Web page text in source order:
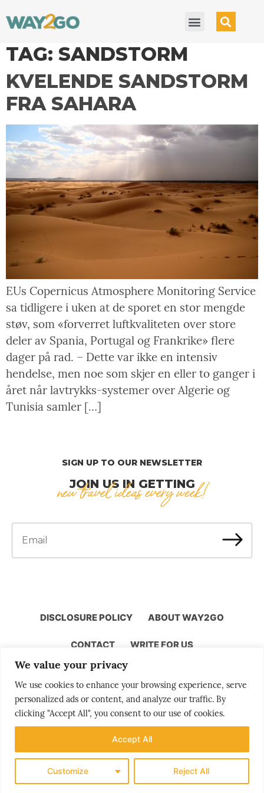
We value your privacy
We use cookies to enhance your browsing experience, serve
personalized ads or content, and analyze our traffic. By
clicking "Accept All", you consent to our use of cookies.
Customize Reject All
Accept All
TAG: SANDSTORM
KVELENDE SANDSTORM
FRA SAHARA
EUs Copernicus Atmosphere Monitoring Service
sa tidligere i uken at de sporet en stor mengde
støv, som «forverret luftkvaliteten over store
deler av Spania, Portugal og Frankrike» flere
dager på rad. – Dette var ikke en intensiv
hendelse, men noe som skjer en eller to ganger i
året når lavtrykks-systemer over Algerie og
Tunisia samler […]
SIGN UP TO OUR NEWSLETTER
JOIN US IN GETTING
new travel ideas every week!
DISCLOSURE POLICY ABOUT WAY2GO
CONTACT WRITE FOR US
Storytelling by Bjørn Moholdt
Your story is our mission